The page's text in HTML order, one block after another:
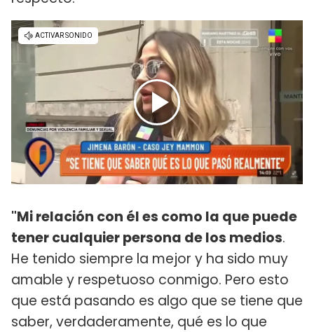
"Mi relación con él es como la que puede
tener cualquier persona de los medios.
He tenido siempre la mejor y ha sido muy
amable y respetuoso conmigo. Pero esto
que está pasando es algo que se tiene que
saber, verdaderamente, qué es lo que